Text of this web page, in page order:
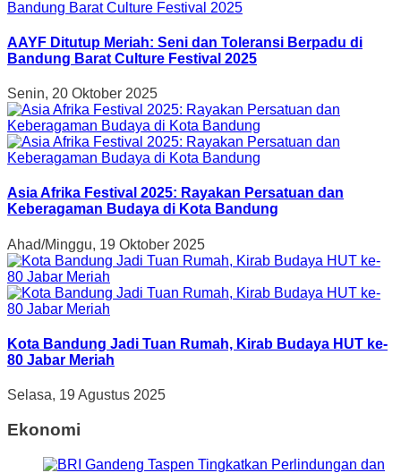
AAYF Ditutup Meriah: Seni dan Toleransi Berpadu di
Bandung Barat Culture Festival 2025
Senin, 20 Oktober 2025
Asia Afrika Festival 2025: Rayakan Persatuan dan
Keberagaman Budaya di Kota Bandung
Ahad/Minggu, 19 Oktober 2025
Kota Bandung Jadi Tuan Rumah, Kirab Budaya HUT ke-
80 Jabar Meriah
Selasa, 19 Agustus 2025
Ekonomi